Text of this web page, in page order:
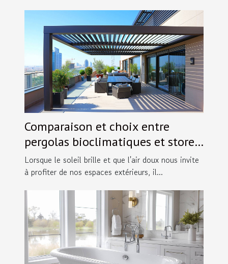
Comparaison et choix entre
pergolas bioclimatiques et stores
extérieurs
Lorsque le soleil brille et que l'air doux nous invite
à profiter de nos espaces extérieurs, il...